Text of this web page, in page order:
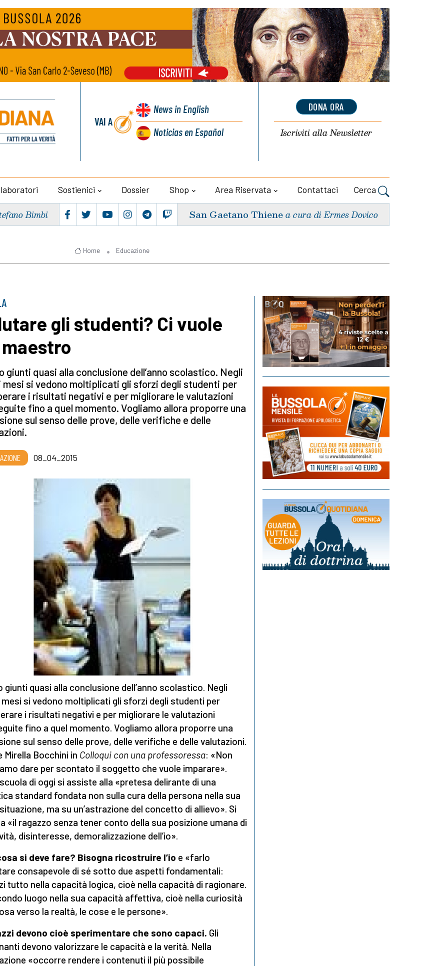
VAI A
Newsin English
Noticiasen Español
DONA ORA
Iscriviti allaNewsletter
Sostienici Dossier Shop Area Riservata Contattaci Cerca
Bimbi San Gaetano Thiene a cura di Ermes Dovico
Home Educazione
gli studenti? Ci vuole
giunti quasi alla conclusione dell’anno scolastico. Negli
mesi si vedono moltiplicati gli sforzi degli studenti per
i risultati negativi e per migliorare le valutazioni
fino a quel momento. Vogliamo allora proporre una
sul senso delle prove, delle verifiche e delle
08_04_2015
giunti quasi alla conclusione dell’anno scolastico. Negli
si vedono moltiplicati gli sforzi degli studenti per
i risultati negativi e per migliorare le valutazioni
fino a quel momento. Vogliamo allora proporre una
sul senso delle prove, delle verifiche e delle valutazioni.
Mirella Bocchini in Colloqui con una professoressa: «Non
dare per scontato il soggetto che vuole imparare».
di oggi si assiste alla «pretesa delirante di una
standard fondata non sulla cura della persona nella sua
ma su un’astrazione del concetto di allievo». Si
«il ragazzo senza tener conto della sua posizione umana di
disinteresse, demoralizzazione dell’io».
si deve fare? Bisogna ricostruire l’io e «farlo
consapevole di sé sotto due aspetti fondamentali:
tutto nella capacità logica, cioè nella capacità di ragionare.
luogo nella sua capacità affettiva, cioè nella curiosità
verso la realtà, le cose e le persone».
devono cioè sperimentare che sono capaci. Gli
devono valorizzare le capacità e la verità. Nella
«occorre rendere i contenuti il più possibile